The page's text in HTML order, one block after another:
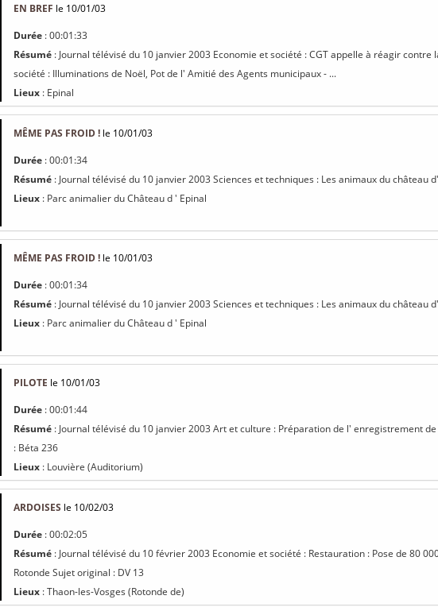
EN BREF le 10/01/03
Durée : 00:01:33
Résumé : Journal télévisé du 10 janvier 2003 Economie et société : CGT appelle à réagir
société : Illuminations de Noël, Pot de l' Amitié des Agents municipaux - ...
Lieux : Epinal
MÊME PAS FROID ! le 10/01/03
Durée : 00:01:34
Résumé : Journal télévisé du 10 janvier 2003 Sciences et techniques : Les animaux du
Lieux : Parc animalier du Château d ' Epinal
MÊME PAS FROID ! le 10/01/03
Durée : 00:01:34
Résumé : Journal télévisé du 10 janvier 2003 Sciences et techniques : Les animaux du
Lieux : Parc animalier du Château d ' Epinal
PILOTE le 10/01/03
Durée : 00:01:44
Résumé : Journal télévisé du 10 janvier 2003 Art et culture : Préparation de l' enregistrement
: Béta 236
Lieux : Louvière (Auditorium)
ARDOISES le 10/02/03
Durée : 00:02:05
Résumé : Journal télévisé du 10 février 2003 Economie et société : Restauration : Pose de 80
Rotonde Sujet original : DV 13
Lieux : Thaon-les-Vosges (Rotonde de)